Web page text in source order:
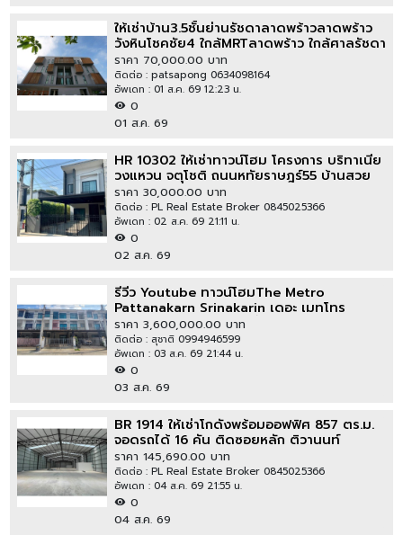
ให้เช่าบ้าน3.5ชั้นย่านรัชดาลาดพร้าวลาดพร้าว
วังหินโชคชัย4 ใกล้MRTลาดพร้าว ใกล้ศาลรัชดา
ราคา 70,000.00 บาท
ติดต่อ : patsapong 0634098164
อัพเดท : 01 ส.ค. 69 12:23 น.
0
01 ส.ค. 69
HR 10302 ให้เช่าทาวน์โฮม โครงการ บริทาเนีย
วงแหวน จตุโชติ ถนนหทัยราษฎร์55 บ้านสวย
พร้อมเข้าอยู่
ราคา 30,000.00 บาท
ติดต่อ : PL Real Estate Broker 0845025366
อัพเดท : 02 ส.ค. 69 21:11 น.
0
02 ส.ค. 69
รีวีว Youtube ทาวน์โฮมThe Metro
Pattanakarn Srinakarin เดอะ เมทโทร
พัฒนาการ ศรีนครินทร์ บิ้ว
ราคา 3,600,000.00 บาท
ติดต่อ : สุชาติ 0994946599
อัพเดท : 03 ส.ค. 69 21:44 น.
0
03 ส.ค. 69
BR 1914 ให้เช่าโกดังพร้อมออฟฟิศ 857 ตร.ม.
จอดรถได้ 16 คัน ติดซอยหลัก ติวานนท์
ปากเกร็ด 34 นนทบุรี
ราคา 145,690.00 บาท
ติดต่อ : PL Real Estate Broker 0845025366
อัพเดท : 04 ส.ค. 69 21:55 น.
0
04 ส.ค. 69